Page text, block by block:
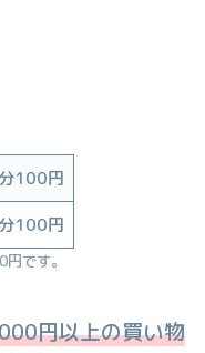
100円
100円
です。
円以上の買い物